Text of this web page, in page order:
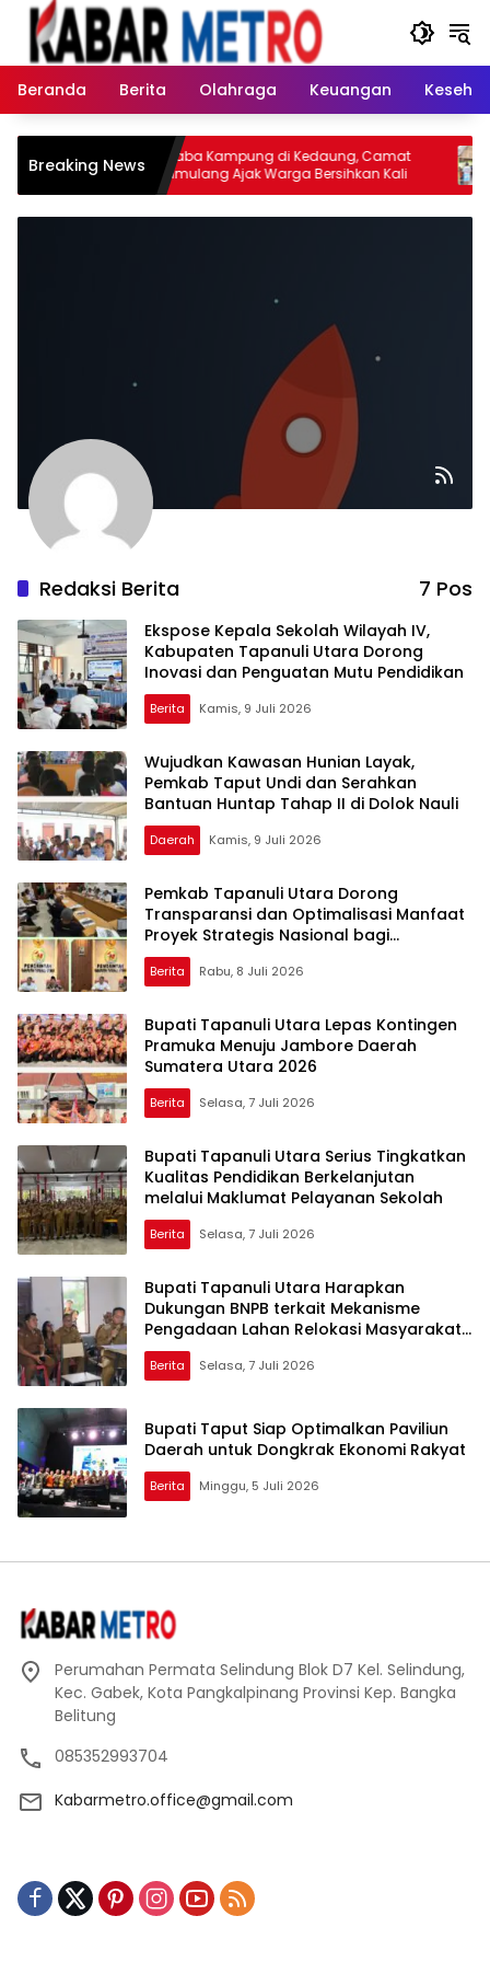
Langsung
konten
Beranda
Berita Olahraga Keuangan
Breaking News
Ke-
Nyaba Kampung di Kedaung, Camat
Pamulang Ajak Warga Bersihkan Kali
Redaksi Berita 7 Pos
Ekspose Kepala Sekolah Wilayah IV,
Kabupaten Tapanuli Utara Dorong
Inovasi dan Penguatan Mutu Pendidikan
Berita Kamis, 9 Juli 2026
Wujudkan Kawasan Hunian Layak,
Pemkab Taput Undi dan Serahkan
Bantuan Huntap Tahap II di Dolok Nauli
Daerah Kamis, 9 Juli 2026
Pemkab Tapanuli Utara Dorong
Transparansi dan Optimalisasi Manfaat
Proyek Strategis Nasional bagi
Masyarakat
Berita Rabu, 8 Juli 2026
Bupati Tapanuli Utara Lepas Kontingen
Pramuka Menuju Jambore Daerah
Sumatera Utara 2026 ‎
Berita Selasa, 7 Juli 2026
Bupati Tapanuli Utara Serius Tingkatkan
Kualitas Pendidikan Berkelanjutan
melalui Maklumat Pelayanan Sekolah
Berita Selasa, 7 Juli 2026
Bupati Tapanuli Utara Harapkan
Dukungan BNPB terkait Mekanisme
Pengadaan Lahan Relokasi Masyarakat
Terdampak Bencana Hidrometeorologi.
Berita Selasa, 7 Juli 2026
Bupati Taput Siap Optimalkan Paviliun
Daerah untuk Dongkrak Ekonomi Rakyat ‎
Berita Minggu, 5 Juli 2026
Perumahan Permata Selindung Blok D7 Kel. Selindung,
Kec. Gabek, Kota Pangkalpinang Provinsi Kep. Bangka
Belitung
085352993704
Kabarmetro.office@gmail.com